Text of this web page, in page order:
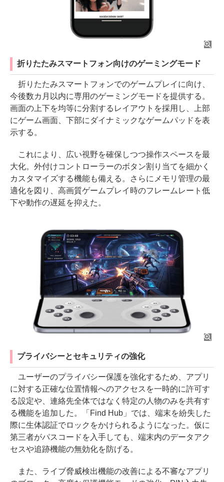
折りたたみスマートフォン向けのゲーミングモード
折りたたみスマートフォンでのゲームプレイに向け、
今後数カ月以内に専用のゲーミングモードを提供する。
画面の上下を均等に分割するレイアウトを採用し、上部
にゲーム画面、下部にダイナミックなゲームパッドを表
示する。
これにより、広い視野を確保しつつ操作スペースを最
大化。外付けコントローラーのボタン割り当てを細かく
カスタマイズする機能も備える。さらにメモリ管理の最
適化を図り、高画質ゲームプレイ時のフレームレート低
下や動作の遅延を抑えた。
プライバシーとセキュリティの強化
ユーザーのプライバシー保護を強化するため、アプリ
に対する正確な位置情報へのアクセスを一時的に許可す
る設定や、連絡先全体ではなく特定の人物のみを共有す
る機能を追加した。「Find Hub」では、端末を紛失した
際に生体認証でロックをかけられるようになった。仮に
第三者がパスコードを入手しても、端末内のデータアク
セスや追跡機能の無効化を防げる。
また、ライブ脅威検出機能の改善による不審なアプリ